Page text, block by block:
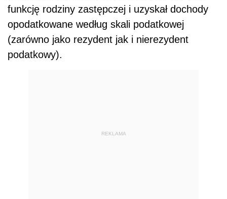
funkcję rodziny zastępczej i uzyskał dochody
opodatkowane według skali podatkowej
(zarówno jako rezydent jak i nierezydent
podatkowy).
REKLAMA